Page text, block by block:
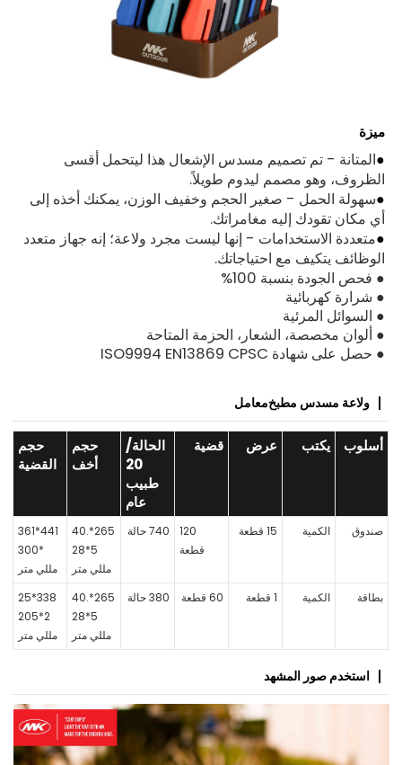
ميزة
●المتانة - تم تصميم مسدس الإشعال هذا ليتحمل أقسى
الظروف، وهو مصمم ليدوم طويلاً.
●سهولة الحمل - صغير الحجم وخفيف الوزن، يمكنك أخذه إلى
أي مكان تقودك إليه مغامراتك.
●متعددة الاستخدامات - إنها ليست مجرد ولاعة؛ إنه جهاز متعدد
الوظائف يتكيف مع احتياجاتك.
● فحص الجودة بنسبة 100%
● شرارة كهربائية
● السوائل المرئية
● ألوان مخصصة، الشعار، الحزمة المتاحة
● حصل على شهادة ISO9994 EN13869 CPSC
ولاعة مسدس مطبخمعامل
أسلوب يكتب عرض قضية
الحالة/
20
طبيب
عام
حجم
أخف
حجم
القضية
صندوق الكمية 15 قطعة
120
قطعة
740 حالة
265*40.
5*28
مللي متر
441*361
*300
مللي متر
بطاقة
الكمية 1 قطعة 60 قطعة 380 حالة
265*40.
5*28
مللي متر
338*25
2*205
مللي متر
استخدم صور المشهد